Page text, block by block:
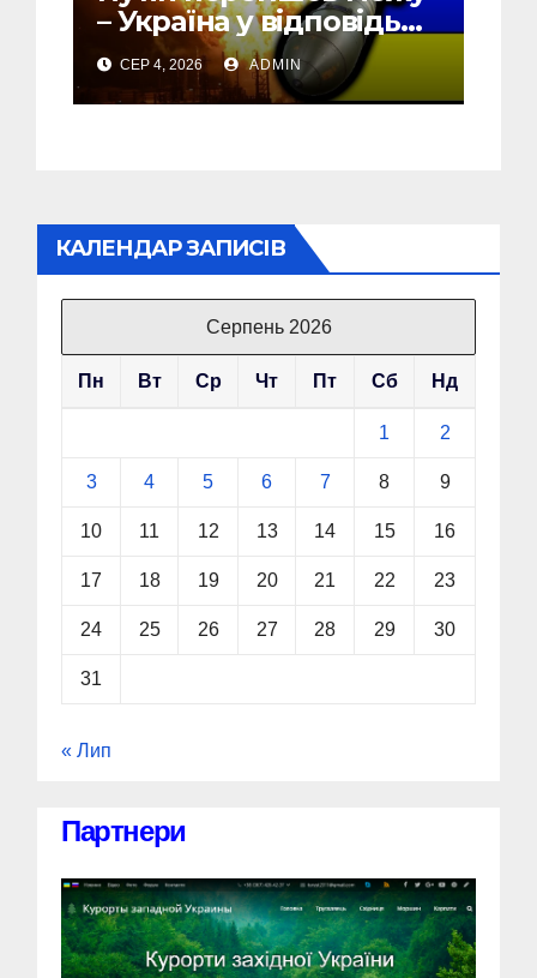
– Україна у відповідь
почала бомбити новий
об’єкт на Росії
СЕР 4, 2026 ADMIN
КАЛЕНДАР ЗАПИСІВ
Серпень 2026
Пн Вт Ср Чт Пт Сб Нд
1 2
3 4 5 6 7 8 9
10 11 12 13 14 15 16
17 18 19 20 21 22 23
24 25 26 27 28 29 30
31
« Лип
Партнери